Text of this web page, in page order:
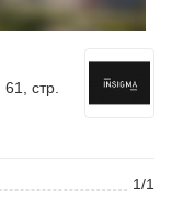
, 61, стр.
1/1